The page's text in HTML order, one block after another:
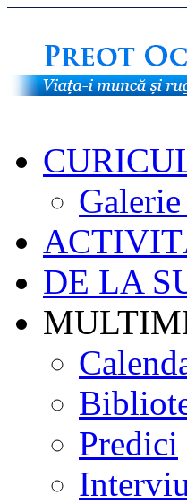
DE LA
Predici